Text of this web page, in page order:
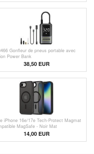
Gonfleur de pneus portable avec
Power Bank
38,50EUR
iPhone 16e/17e Tech-Protect Magmat
MagSafe - Noir Mat
14,00 EUR